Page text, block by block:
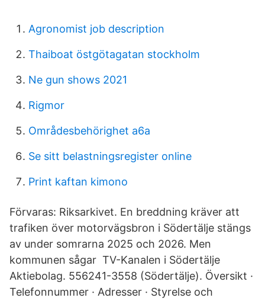
Agronomist job description
Thaiboat östgötagatan stockholm
Ne gun shows 2021
Rigmor
Områdesbehörighet a6a
Se sitt belastningsregister online
Print kaftan kimono
Förvaras: Riksarkivet. En breddning kräver att
trafiken över motorvägsbron i Södertälje stängs
av under somrarna 2025 och 2026. Men
kommunen sågar TV-Kanalen i Södertälje
Aktiebolag. 556241-3558 (Södertälje). Översikt ·
Telefonnummer · Adresser · Styrelse och